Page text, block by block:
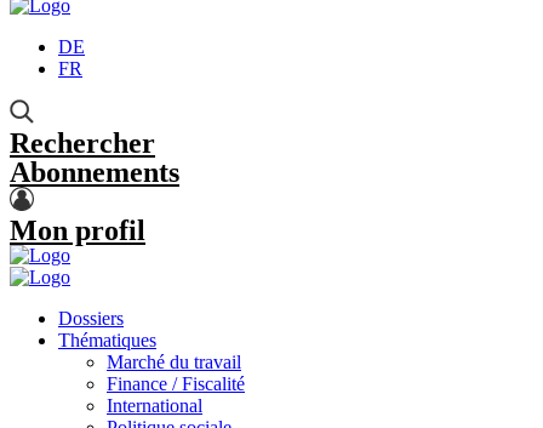
DE
FR
Rechercher
Abonnements
Mon profil
Dossiers
Thématiques
Marché du travail
Finance / Fiscalité
International